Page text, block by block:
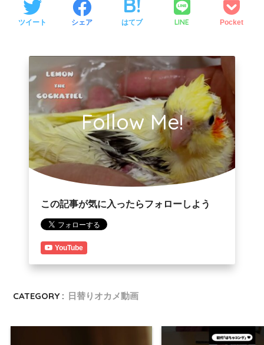
ツイート シェア はてブ LINE Pocket
Follow Me!
この記事が気に入ったらフォローしよう
YouTube
CATEGORY : 日替りオカメ動画